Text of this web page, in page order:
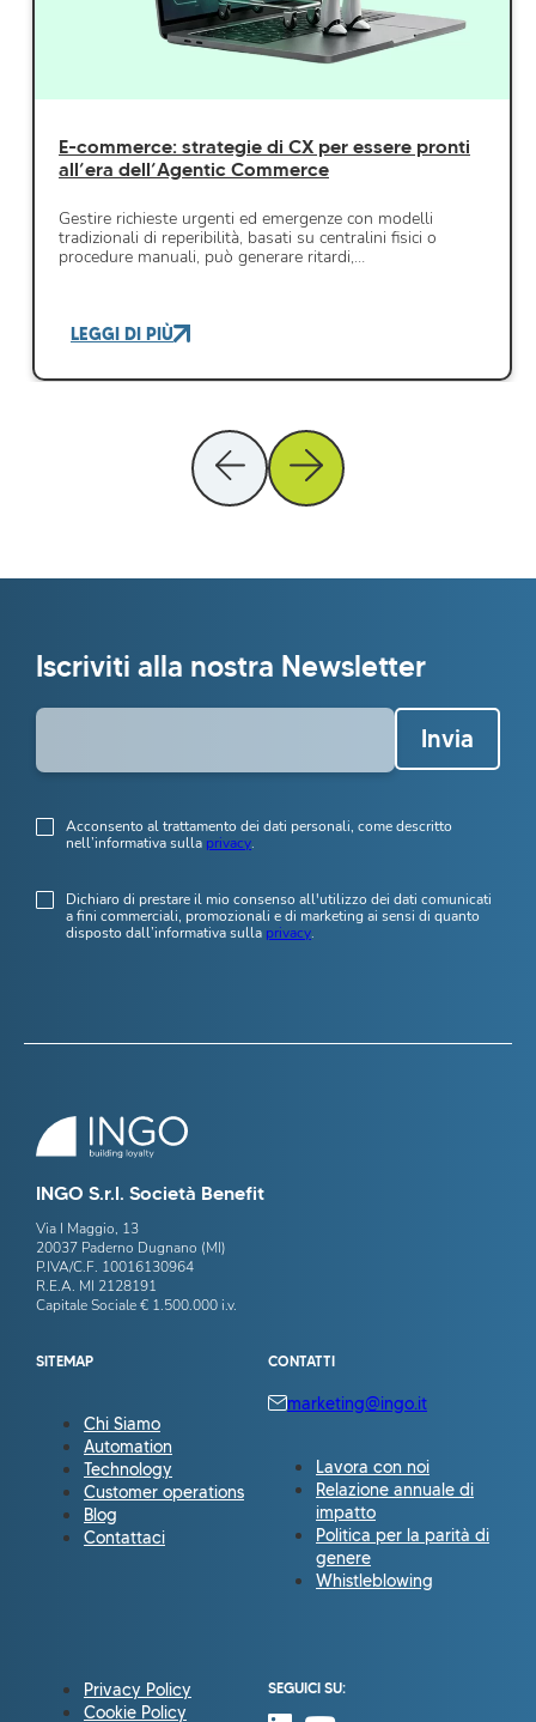
E-commerce: strategie di CX per essere pronti
all’era dell’Agentic Commerce
Gestire richieste urgenti ed emergenze con modelli
tradizionali di reperibilità, basati su centralini fisici o
procedure manuali, può generare ritardi,…
LEGGI DI PIÙ
Iscriviti alla nostra Newsletter
Invia
Acconsento al trattamento dei dati personali, come descritto
nell’informativa sulla privacy.
Dichiaro di prestare il mio consenso all'utilizzo dei dati comunicati
a fini commerciali, promozionali e di marketing ai sensi di quanto
disposto dall’informativa sulla privacy.
INGO S.r.l. Società Benefit
Via I Maggio, 13
20037 Paderno Dugnano (MI)
P.IVA/C.F. 10016130964
R.E.A. MI 2128191
Capitale Sociale € 1.500.000 i.v.
SITEMAP
Chi Siamo
Automation
Technology
Customer operations
Blog
Contattaci
CONTATTI
marketing@ingo.it
Lavora con noi
Relazione annuale di
impatto
Politica per la parità di
genere
Whistleblowing
Privacy Policy
Cookie Policy
SEGUICI SU: